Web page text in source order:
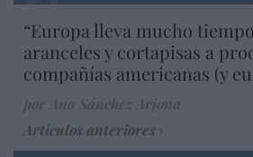
“Europa lleva mucho
aranceles y cortapisas a
compañías americanas (y
Artículos anteriores